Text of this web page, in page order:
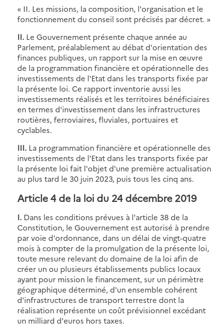
« II. Les missions, la composition, l'organisation et le
fonctionnement du conseil sont précisés par décret. »
II. Le Gouvernement présente chaque année au
Parlement, préalablement au débat d'orientation des
finances publiques, un rapport sur la mise en œuvre
de la programmation financière et opérationnelle des
investissements de l'Etat dans les transports fixée par
la présente loi. Ce rapport inventorie aussi les
investissements réalisés et les territoires bénéficiaires
en termes d'investissement dans les infrastructures
routières, ferroviaires, fluviales, portuaires et
cyclables.
III. La programmation financière et opérationnelle des
investissements de l'Etat dans les transports fixée par
la présente loi fait l'objet d'une première actualisation
au plus tard le 30 juin 2023, puis tous les cinq ans.
Article 4 de la loi du 24 décembre 2019
I. Dans les conditions prévues à l'article 38 de la
Constitution, le Gouvernement est autorisé à prendre
par voie d'ordonnance, dans un délai de vingt-quatre
mois à compter de la promulgation de la présente loi,
toute mesure relevant du domaine de la loi afin de
créer un ou plusieurs établissements publics locaux
ayant pour mission le financement, sur un périmètre
géographique déterminé, d'un ensemble cohérent
d'infrastructures de transport terrestre dont la
réalisation représente un coût prévisionnel excédant
un milliard d'euros hors taxes.